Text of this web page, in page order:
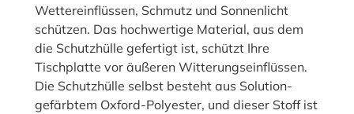
Wettereinflüssen, Schmutz und Sonnenlicht
schützen. Das hochwertige Material, aus dem
die Schutzhülle gefertigt ist, schützt Ihre
Tischplatte vor äußeren Witterungseinflüssen.
Die Schutzhülle selbst besteht aus Solution-
gefärbtem Oxford-Polyester, und dieser Stoff ist